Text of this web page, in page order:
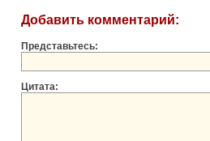
Добавить комментарий:
Представьтесь:
Цитата: